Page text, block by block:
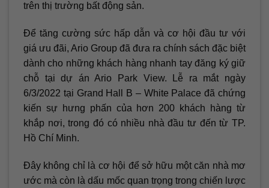
trên thị trường bất động sản.
Để tăng cường sức hấp dẫn và cơ hội đầu tư với
giá ưu đãi, Ario Group đã đưa ra chính sách đặc biệt
dành cho những khách hàng nhanh tay đăng ký giữ
chỗ tại dự án Ario Park View. Lễ ra mắt ngày
6/3/2022 tại Grand Hall B – White Palace đã chứng
kiến sự hưng phấn của hơn 200 khách hàng từ
khắp nơi, trong đó có nhiều nhà đầu tư đến từ TP.
Hồ Chí Minh.
Đây không chỉ là cơ hội để sở hữu một căn nhà mơ
ước mà còn là dấu mốc quan trọng trong chiến lược